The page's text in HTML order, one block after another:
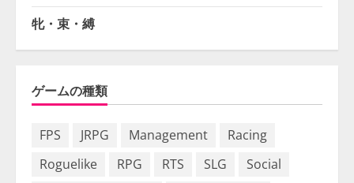
牝・束・縛
ゲームの種類
FPS JRPG Management
Racing
Roguelike
RPG RTS SLG
Social